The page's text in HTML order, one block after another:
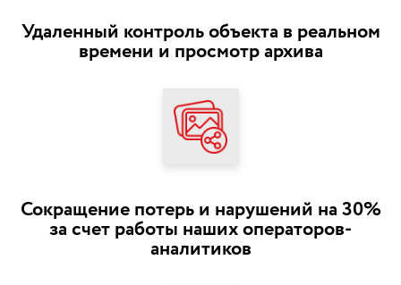
Удаленный контроль объекта в реальном
времени и просмотр архива
Сокращение потерь и нарушений на 30%
за счет работы наших операторов-
аналитиков